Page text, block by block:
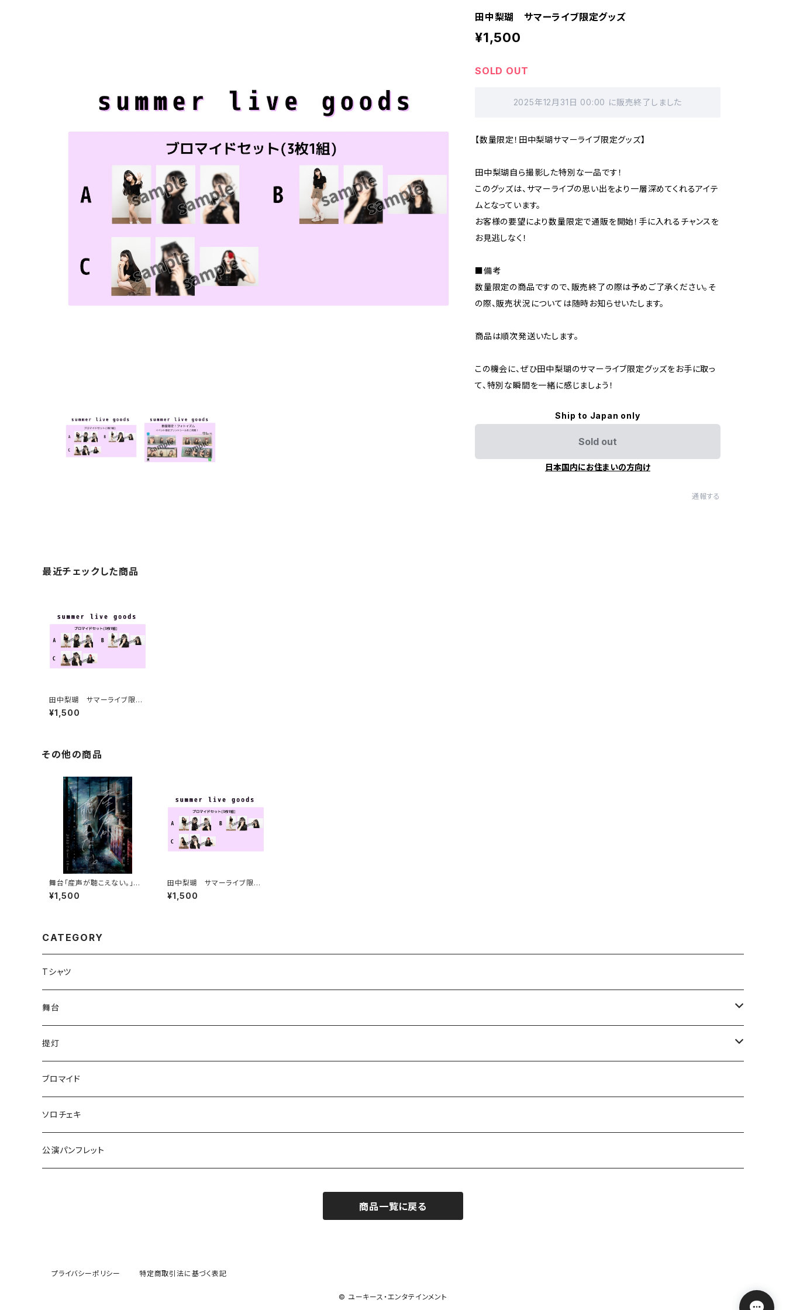
田中梨瑚 サマーライブ限定グッズ
¥1,500
SOLD OUT
2025年12月31日 00:00 に販売終了しました
【数量限定！田中梨瑚サマーライブ限定グッズ】
田中梨瑚自ら撮影した特別な一品です！
このグッズは、サマーライブの思い出をより一層深めてくれるアイテ
ムとなっています。
お客様の要望により数量限定で通販を開始！手に入れるチャンスを
お見逃しなく！
■備考
数量限定の商品ですので、販売終了の際は予めご了承ください。そ
の際、販売状況については随時お知らせいたします。
商品は順次発送いたします。
この機会に、ぜひ田中梨瑚のサマーライブ限定グッズをお手に取っ
て、特別な瞬間を一緒に感じましょう！
Ship to Japan only
Sold out
日本国内にお住まいの方向け
通報する
最近チェックした商品
田中梨瑚 サマーライブ限定
グッズ
¥1,500
その他の商品
舞台「産声が聴こえない。」公
演台本 デジタル版
¥1,500
田中梨瑚 サマーライブ限定
グッズ
¥1,500
CATEGORY
Tシャツ
舞台
have life
五色ロケットえんぴつ
『F・＋2』
激熱
提灯
have life
ご自宅発送
ご自宅発送以外
五色ロケットえんぴつ
ご自宅発送
守りたいのはなんですか。
ブロマイド
ソロチェキ
公演パンフレット
商品一覧に戻る
プライバシーポリシー 特定商取引法に基づく表記
© ユーキース・エンタテインメント